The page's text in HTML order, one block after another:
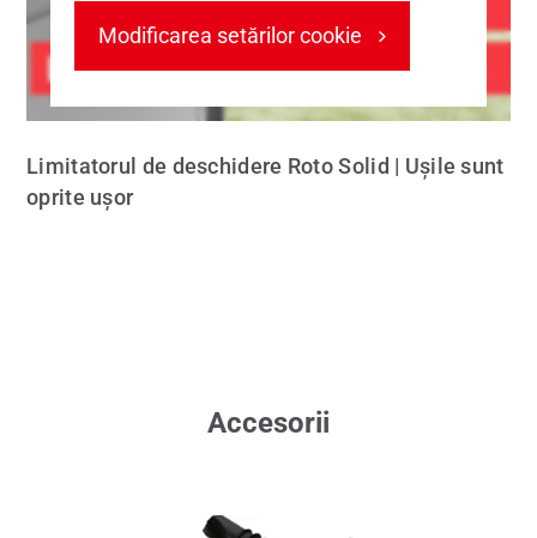
Modificarea setărilor cookie
Limitatorul de deschidere Roto Solid | Uşile sunt
oprite uşor
Accesorii